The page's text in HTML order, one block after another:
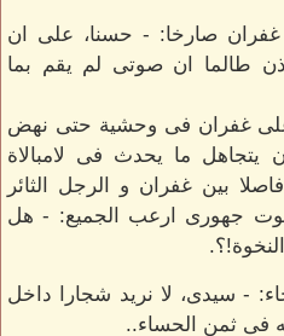
غفران صارخا: - حسنا، على ان
طالما ان صوتى لم يقم بما
غفران فى وحشية حتى نهض
ما يحدث فى لامبالاة
بين غفران و الرجل الثائر
بصوت جهورى ارعب الجميع: - هل
- سيدى، لا نريد شجارا داخل
فى ثمن الحساء..